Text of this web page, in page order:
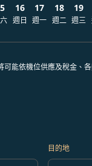
16
週日
17
週一
18
週二
19
週三
能依機位供應及稅金、
目的地